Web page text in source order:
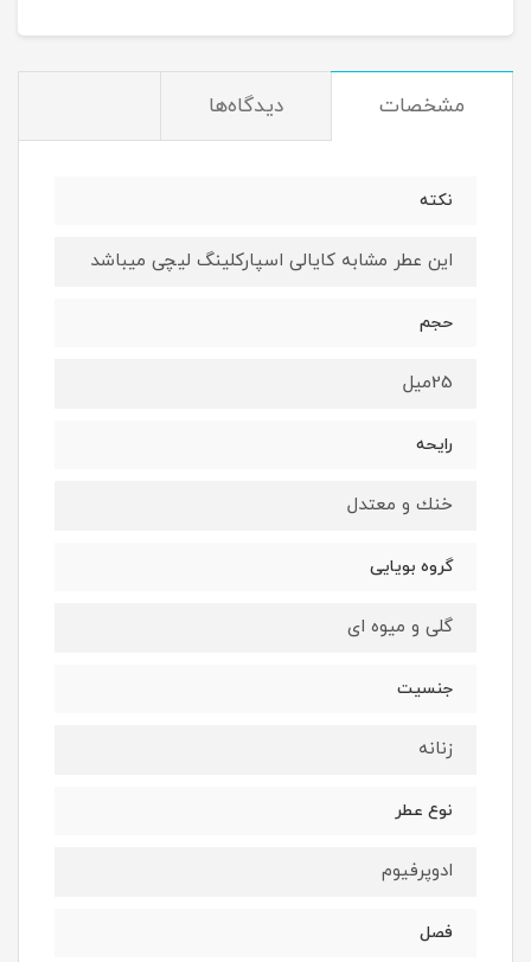
مشخصات دیدگاه‌ها
نكته
اين عطر مشابه كايالى اسپاركلينگ ليچى ميباشد
حجم
25ميل
رايحه
خنك و معتدل
گروه بويايى
گلى و ميوه اى
جنسيت
زنانه
نوع عطر
ادوپرفيوم
فصل